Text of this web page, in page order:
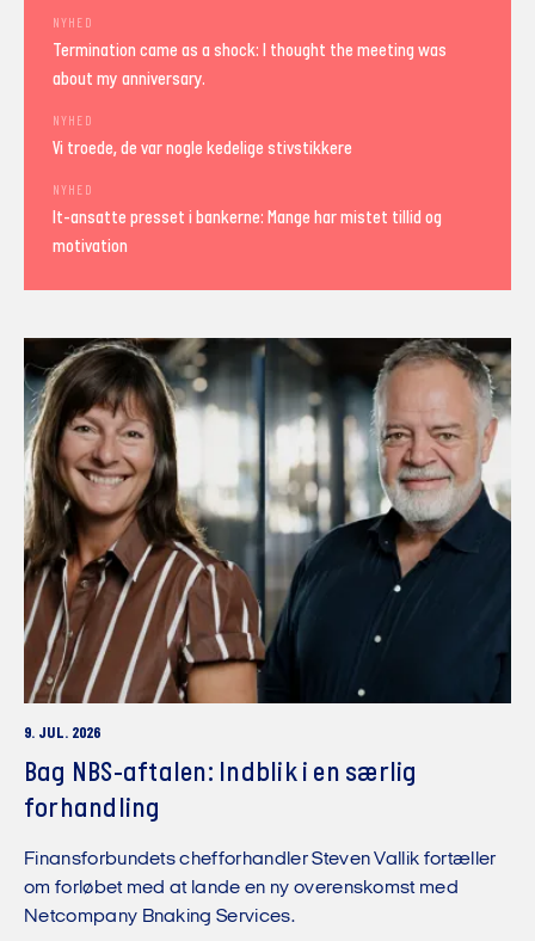
NYHED
Termination came as a shock: I thought the meeting was
about my anniversary.
NYHED
Vi troede, de var nogle kedelige stivstikkere
NYHED
It-ansatte presset i bankerne: Mange har mistet tillid og
motivation
9. JUL. 2026
Bag NBS-aftalen: Indblik i en særlig
forhandling
Finansforbundets chefforhandler Steven Vallik fortæller
om forløbet med at lande en ny overenskomst med
Netcompany Bnaking Services.